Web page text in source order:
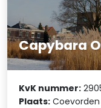
Capybara
KvK nummer:
Plaats: Coevorden